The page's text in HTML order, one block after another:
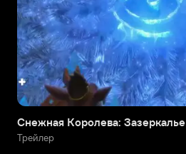
Снежная Королева: Зазеркалье
Трейлер